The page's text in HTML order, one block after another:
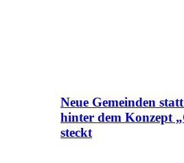
Neue Gemeinden
hinter dem Konzept
steckt